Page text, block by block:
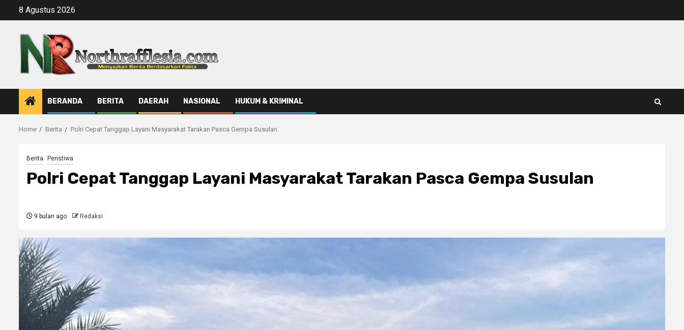
8 Agustus 2026
BERANDA BERITA DAERAH NASIONAL HUKUM & KRIMINAL
Home Berita Polri Cepat Tanggap Layani Masyarakat Tarakan Pasca Gempa Susulan
Berita Peristiwa
Polri Cepat Tanggap Layani Masyarakat Tarakan Pasca Gempa Susulan
9 bulan ago Redaksi